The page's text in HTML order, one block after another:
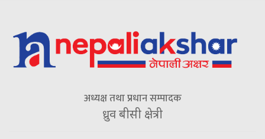
अध्यक्ष तथा प्रधान सम्पादक
ध्रुव बीसी क्षेत्री